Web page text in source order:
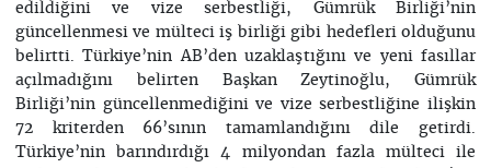
edildiğini ve vize serbestliği, Gümrük Birliği’nin
güncellenmesi ve mülteci iş birliği gibi hedefleri olduğunu
belirtti. Türkiye’nin AB’den uzaklaştığını ve yeni fasıllar
açılmadığını belirten Başkan Zeytinoğlu, Gümrük
Birliği’nin güncellenmediğini ve vize serbestliğine ilişkin
72 kriterden 66’sının tamamlandığını dile getirdi.
Türkiye’nin barındırdığı 4 milyondan fazla mülteci ile